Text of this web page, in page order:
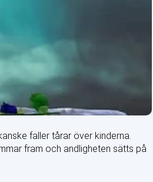
faller tårar över kinderna.
fram och andligheten sätts på